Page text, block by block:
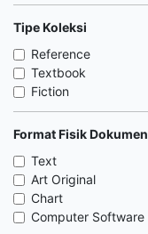
Tipe Koleksi
Reference
Textbook
Fiction
Format Fisik Dokumen
Text
Art Original
Chart
Computer Software